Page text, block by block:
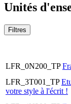
Unités
Filtres
LFR_0N200_TP
LFR_3T001_TP
votre style à l'écrit !